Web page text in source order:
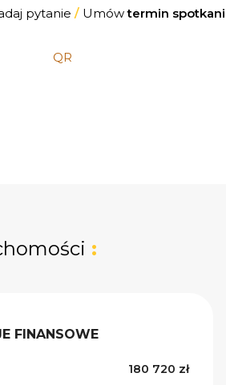
pytanie /Umówtermin
:
FINANSOWE
180 720 zł